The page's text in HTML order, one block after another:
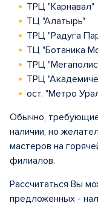
ТРЦ "Карнавал"
ТЦ "Алатырь"
ТРЦ "Радуга
ТЦ "Ботаника
ТРЦ
ТРЦ
ост. "Метро
Обычно,
наличии, но
мастеров на
филиалов.
Рассчитаться Вы
предложенных -